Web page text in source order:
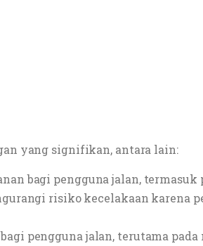
yang signifikan, antara lain:
bagi pengguna jalan, termasuk
risiko kecelakaan karena
pengguna jalan, terutama